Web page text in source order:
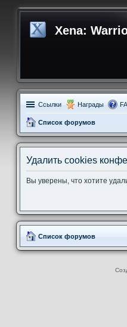
Xena:
Ссылки Награды
Список форумов
Удалить cookies
Вы уверены, что хотите
Список форумов